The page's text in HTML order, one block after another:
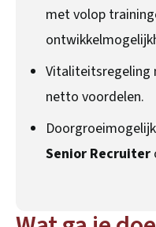
met volop
Vitaliteitsregeling
netto voordelen.
Senior Recruiter